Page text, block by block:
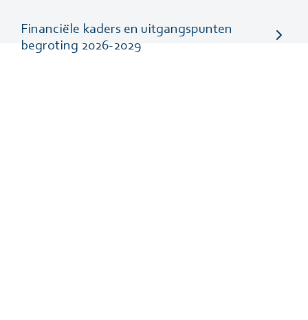
Financiële kaders en uitgangspunten
begroting 2026-2029